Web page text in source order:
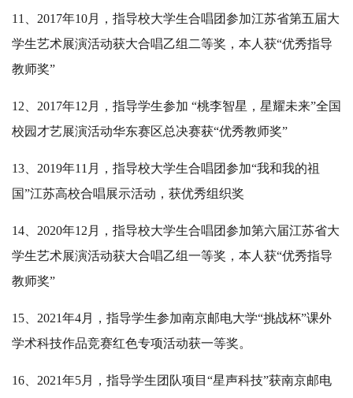
11、2017年10月，指导校大学生合唱团参加江苏省第五届大
学生艺术展演活动获大合唱乙组二等奖，本人获“优秀指导
教师奖”
12、2017年12月，指导学生参加 “桃李智星，星耀未来”全国
校园才艺展演活动华东赛区总决赛获“优秀教师奖”
13、2019年11月，指导校大学生合唱团参加“我和我的祖
国”江苏高校合唱展示活动，获优秀组织奖
14、2020年12月，指导校大学生合唱团参加第六届江苏省大
学生艺术展演活动获大合唱乙组一等奖，本人获“优秀指导
教师奖”
15、2021年4月，指导学生参加南京邮电大学“挑战杯”课外
学术科技作品竞赛红色专项活动获一等奖。
16、2021年5月，指导学生团队项目“星声科技”获南京邮电